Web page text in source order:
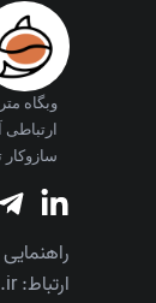
راهنمایی و
ارتباط: info@motarjemshodan.ir